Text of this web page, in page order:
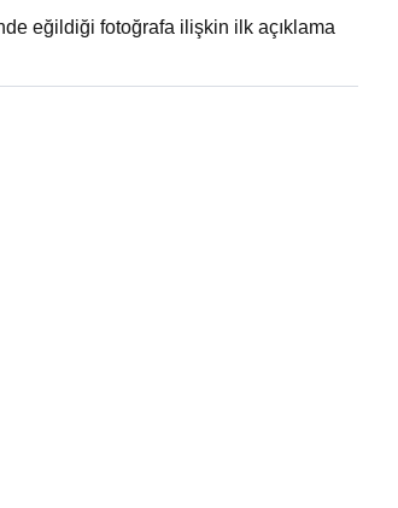
eğildiği fotoğrafa ilişkin ilk açıklama